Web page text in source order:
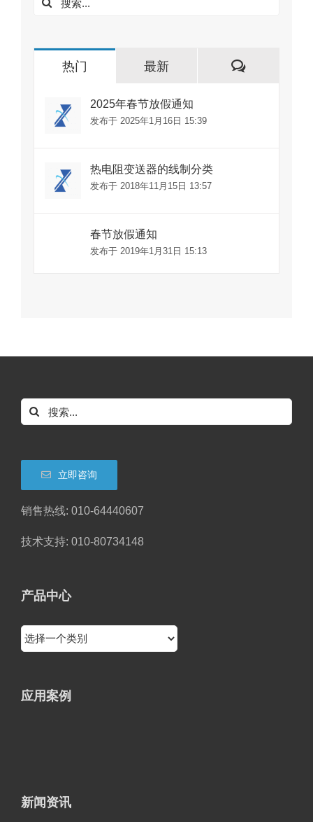
热门 最新
评
2025年春节放假通知
发布于 2025年1月16日 15:39
热电阻变送器的线制分类
发布于 2018年11月15日 13:57
春节放假通知
发布于 2019年1月31日 15:13
搜
索：
立即咨询
销售热线: 010-64440607
技术支持: 010-80734148
产品中心
应用案例
新闻资讯